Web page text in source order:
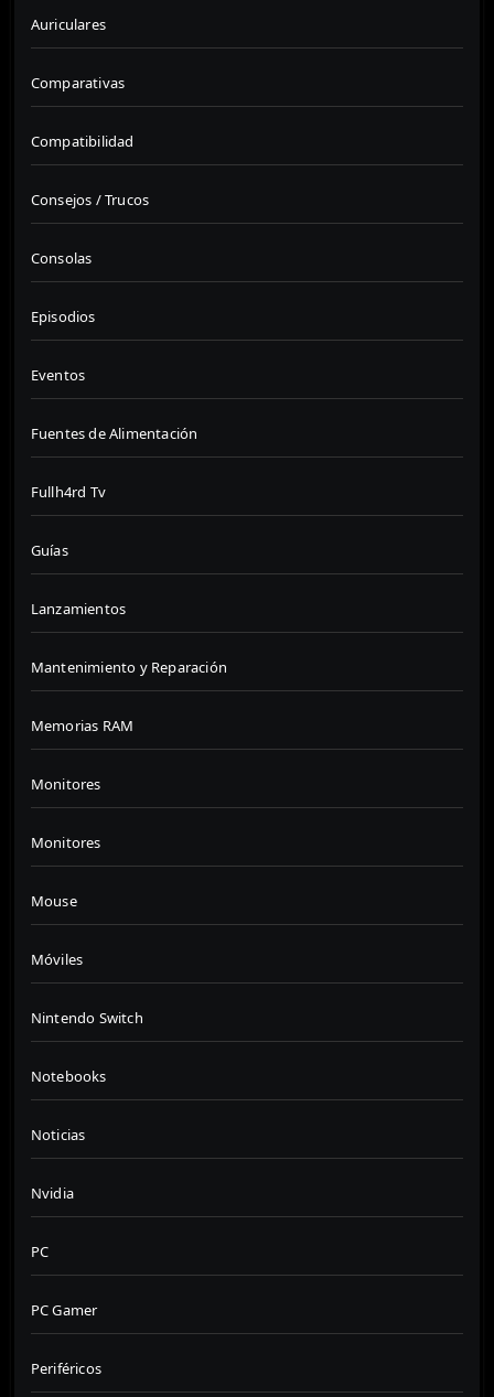
Auriculares
Comparativas
Compatibilidad
Consejos / Trucos
Consolas
Episodios
Eventos
Fuentes de Alimentación
Fullh4rd Tv
Guías
Lanzamientos
Mantenimiento y Reparación
Memorias RAM
Monitores
Monitores
Mouse
Móviles
Nintendo Switch
Notebooks
Noticias
Nvidia
PC
PC Gamer
Periféricos